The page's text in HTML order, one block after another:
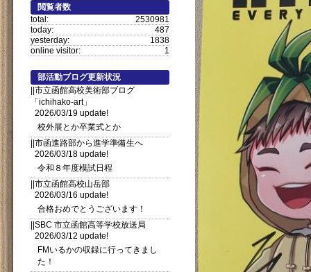
閲覧者数
2530981
total:
487
today:
1838
yesterday:
1
online visitor:
部活動ブログ更新状況
||市立函館高校美術部ブログ
「ichihako-art」
2026/03/19 update!
校外展とか卒業式とか
||市函進路部から進学準備生へ
2026/03/18 update!
令和８年度模試日程
||市立函館高校山岳部
2026/03/16 update!
合格おめでとうございます！
||SBC 市立函館高等学校放送局
2026/03/12 update!
FMいるかの収録に行ってきまし
た！